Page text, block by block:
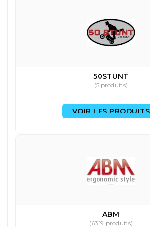
50STUNT
(5 produits)
VOIR LES PRODUITS
ABM
(6319 produits)